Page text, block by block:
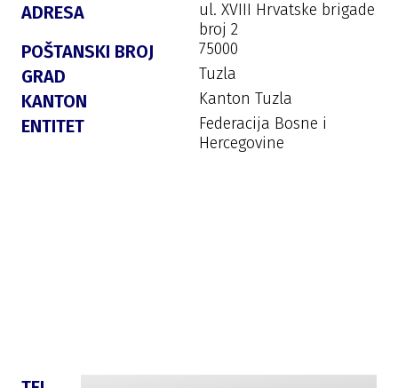
ADRESA
ul. XVIII Hrvatske brigade
broj 2
POŠTANSKI BROJ 75000
GRAD Tuzla
KANTON Kanton Tuzla
ENTITET
Federacija Bosne i
Hercegovine